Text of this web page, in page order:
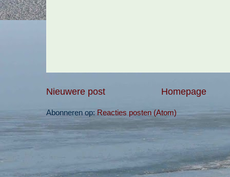
Nieuwere post Homepage
Abonneren op: Reacties posten (Atom)